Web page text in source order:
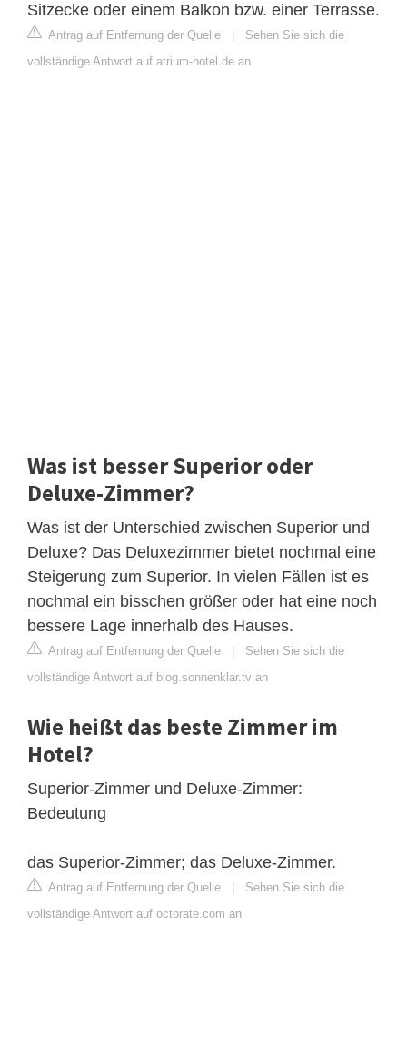
Sitzecke oder einem Balkon bzw. einer Terrasse.
Antrag auf Entfernung der Quelle
Sehen Sie sich die
vollständige Antwort auf atrium-hotel.de an
Was ist besser Superior oder
Deluxe-Zimmer?
Was ist der Unterschied zwischen Superior und
Deluxe? Das Deluxezimmer bietet nochmal eine
Steigerung zum Superior. In vielen Fällen ist es
nochmal ein bisschen größer oder hat eine noch
bessere Lage innerhalb des Hauses.
Antrag auf Entfernung der Quelle
Sehen Sie sich die
vollständige Antwort auf blog.sonnenklar.tv an
Wie heißt das beste Zimmer im
Hotel?
Superior-Zimmer und Deluxe-Zimmer:
Bedeutung
das Superior-Zimmer; das Deluxe-Zimmer.
Antrag auf Entfernung der Quelle
Sehen Sie sich die
vollständige Antwort auf octorate.com an